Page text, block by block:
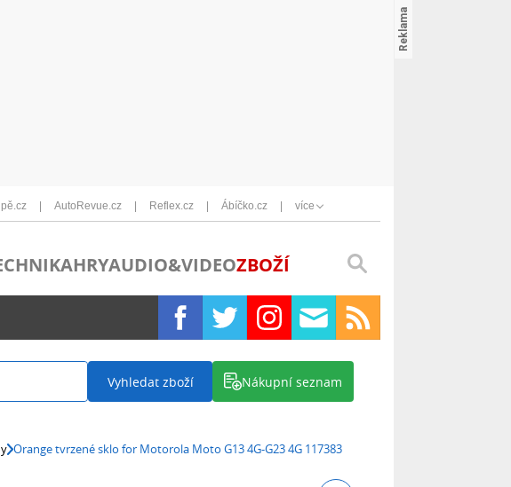
AutoRevue.cz Reflex.cz Ábíčko.cz více
HRYAUDIO&VIDEOZBOŽÍ
Vyhledat zboží Nákupní seznam
Orange tvrzené sklo for Motorola Moto G13 4G-G23 4G 117383